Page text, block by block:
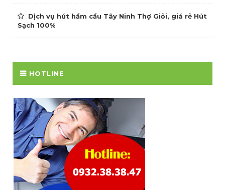
Dịch vụ hút hầm cầu Tây Ninh Thợ Giỏi, giá rẻ Hút
Sạch 100%
HOTLINE